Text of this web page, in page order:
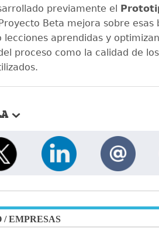
previamente el
Beta mejora sobre esas
lecciones aprendidas y
proceso como la calidad de los
/EMPRESAS